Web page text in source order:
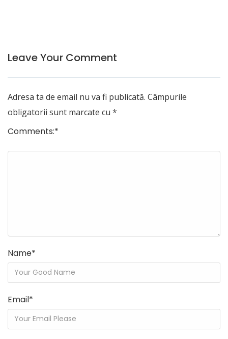
Leave Your Comment
Adresa ta de email nu va fi publicată. Câmpurile
obligatorii sunt marcate cu *
Comments:*
Name*
Email*